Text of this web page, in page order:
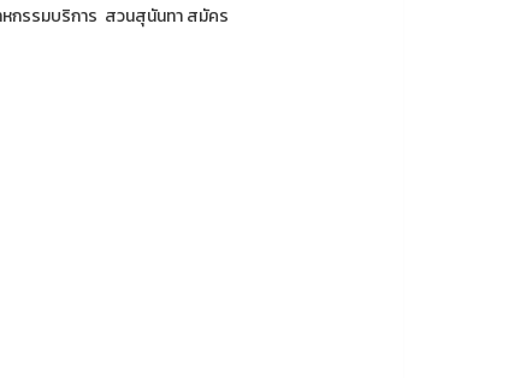
หกรรมบริการ สวนสุนันทา สมัคร